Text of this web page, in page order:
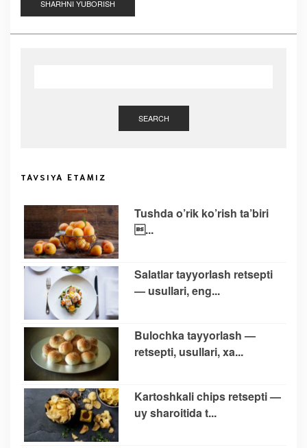
SEARCH
TAVSIYA ETAMIZ
Tushda o’rik ko’rish ta’biri
...
Salatlar tayyorlash retsepti
— usullari, eng...
Bulochka tayyorlash —
retsepti, usullari, xa...
Kartoshkali chips retsepti —
uy sharoitida t...